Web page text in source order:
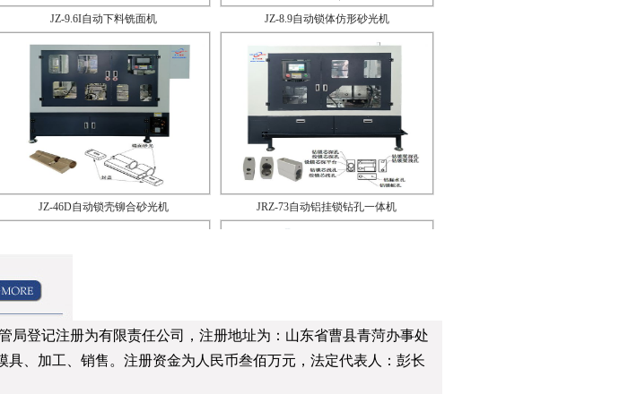
JZ-46D自动锁壳铆合砂光机 JRZ-73自动铝挂锁钻孔一体机
局登记注册为有限责任公司，注册地址为：山东省曹县青菏办事处
、加工、销售。注册资金为人民币叁佰万元，法定代表人：彭长